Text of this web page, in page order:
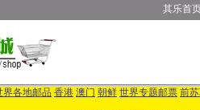
其乐首
界各地邮品 香港 澳门 朝鲜 世界专题邮票 前